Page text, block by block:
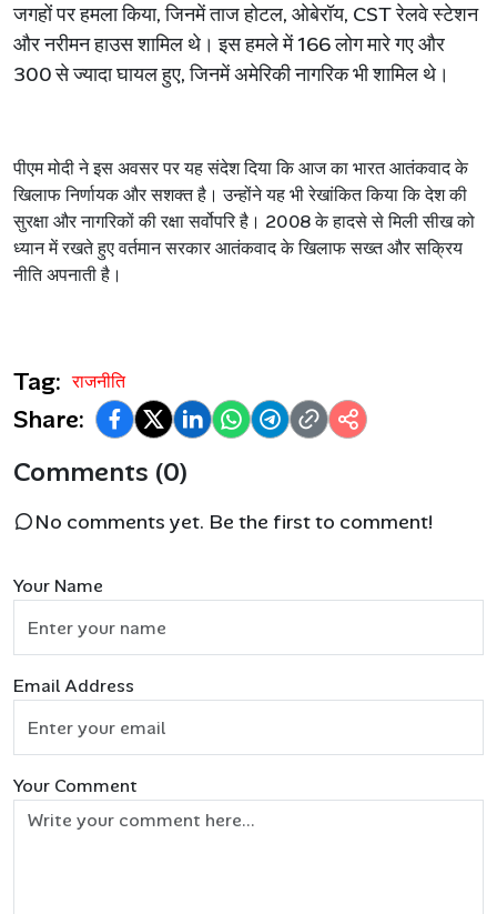
जगहोंपरहमलाकिया,जिनमेंताजहोटल, ओबेरॉय, CSTरेलवेस्टेशन
औरनरीमनहाउसशामिलथे। इसहमलेमें166लोगमारेगएऔर
300सेज्यादाघायलहुए,जिनमेंअमेरिकीनागरिकभीशामिलथे।
पीएममोदीनेइसअवसरपरयहसंदेशदियाकिआजकाभारतआतंकवादके
खिलाफनिर्णायकऔरसशक्तहै। उन्होंनेयहभीरेखांकितकियाकिदेशकी
सुरक्षाऔरनागरिकोंकीरक्षासर्वोपरिहै। 2008केहादसेसेमिलीसीखको
ध्यानमेंरखतेहुएवर्तमानसरकारआतंकवादकेखिलाफसख्तऔरसक्रिय
नीतिअपनातीहै।
Tag: राजनीति
Share:
Comments (0)
No comments yet. Be the first to comment!
Your Name
Email Address
Your Comment